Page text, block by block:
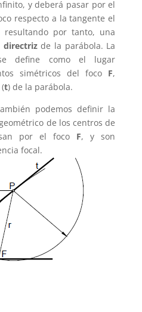
y deberá pasar por el
respecto a la tangente el
por tanto, una
directrizde la parábola. La
define como el lugar
simétricos del foco F,
t) de la parábola.
podemos definir la
de los centros de
por el foco F, y son
focal.